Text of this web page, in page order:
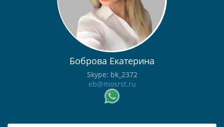
Боброва Екатерина
Skype: bk_2372
eb@mosrst.ru